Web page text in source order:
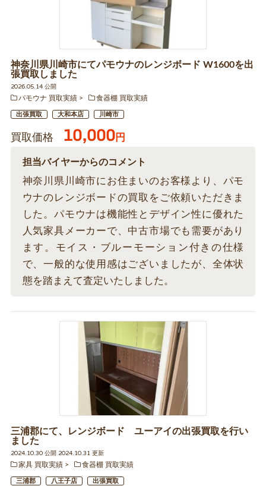
神奈川県川崎市にてパモウナのレンジボード W1600を出
張買取しました
2026.05.14 公開
パモウナ 買取実績
食器棚 買取実績
出張買取 大和本店 川崎市
買取価格 10,000円
担当バイヤーからのコメント
神奈川県川崎市にお住まいのお客様より、パモ
ウナのレンジボードの買取をご依頼いただきま
した。パモウナは機能性とデザイン性に優れた
人気家具メーカーで、中古市場でも需要があり
ます。モイス・ブルーモーション付きの仕様
で、一般的な使用感はございましたが、全体状
態を踏まえて査定いたしました。
三浦郡にて、レンジボード ユーアイの出張買取を行い
ました
2024.10.30 公開 2024.10.31 更新
家具 買取実績
食器棚 買取実績
三浦郡 八王子店 出張買取